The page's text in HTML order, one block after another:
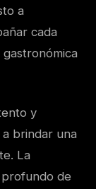
a
cada
y
brindar una
La
de